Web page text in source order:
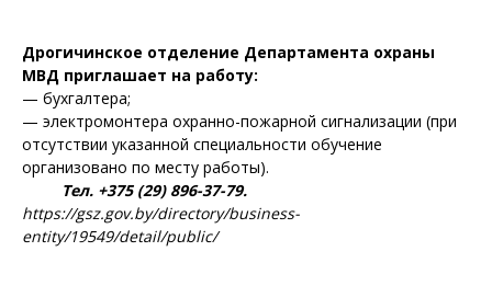
Дрогичинское отделение Департамента охраны
МВД приглашает на работу:
— бухгалтера;
— электромонтера охранно-пожарной сигнализации (при
отсутствии указанной специальности обучение
организовано по месту работы).
Тел. +375 (29) 896-37-79.
https://gsz.gov.by/directory/business-
entity/19549/detail/public/